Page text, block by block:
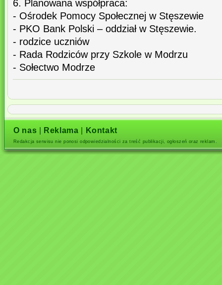
6. Planowana współpraca:
- Ośrodek Pomocy Społecznej w Stęszewie
- PKO Bank Polski – oddział w Stęszewie.
- rodzice uczniów
- Rada Rodziców przy Szkole w Modrzu
- Sołectwo Modrze
O nas Reklama Kontakt
Redakcja serwisu nie ponosi odpowiedzialności za treść publikacji, ogłoszeń oraz reklam.